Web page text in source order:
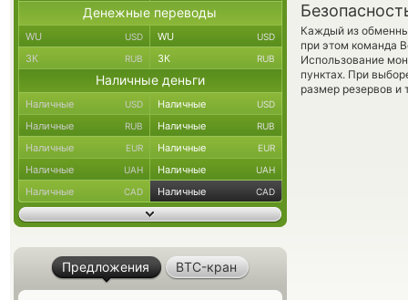
Каждый из
при этом команда
Использование
пунктах. При
размер резервов и
Денежные переводы
WU USD WU USD
ЗК RUB ЗК RUB
Наличные деньги
Наличные USD Наличные USD
Наличные RUB Наличные RUB
Наличные EUR Наличные EUR
Наличные UAH Наличные UAH
Наличные CAD Наличные CAD
Предложения BTC-кран